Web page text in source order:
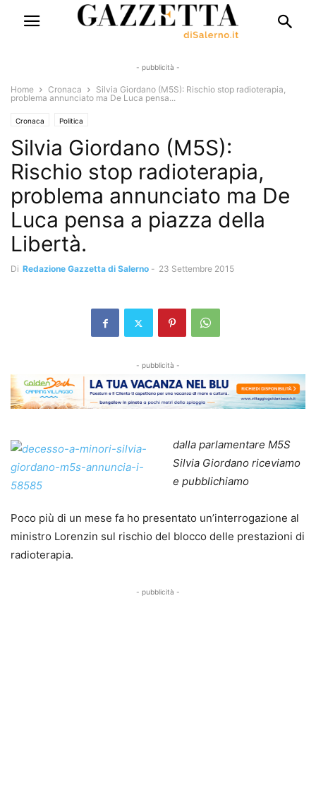
- pubblicità -
Home Cronaca
Silvia Giordano (M5S): Rischio stop radioterapia,
problema annunciato ma De Luca pensa...
Cronaca Politica
Silvia Giordano (M5S):
Rischio stop radioterapia,
problema annunciato ma De
Luca pensa a piazza della
Libertà.
Di Redazione Gazzetta di Salerno - 23 Settembre 2015
- pubblicità -
dalla parlamentare M5S
Silvia Giordano riceviamo
e pubblichiamo
Poco più di un mese fa ho presentato un’interrogazione al
ministro Lorenzin sul rischio del blocco delle prestazioni di
radioterapia.
- pubblicità -